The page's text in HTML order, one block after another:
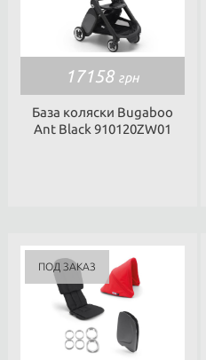
17158 грн
База коляски Bugaboo
Ant Black 910120ZW01